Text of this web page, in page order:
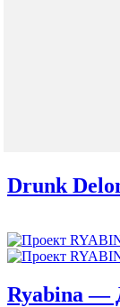
Drunk
Ryabina —